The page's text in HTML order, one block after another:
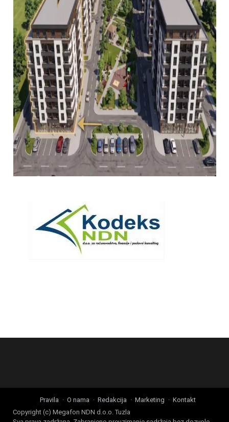
Pravila O nama Redakcija Marketing
Kontakt
Copyright (c) Megafon NDN d.o.o. Tuzla